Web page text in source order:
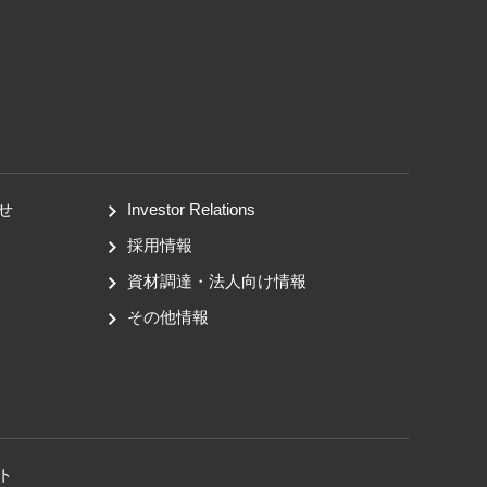
Investor Relations
採用情報
資材調達・法人向け情報
その他情報